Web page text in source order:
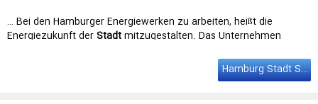
GmbH
… Bei den Hamburger Energiewerken zu arbeiten, heißt die
Energiezukunft derStadtmitzugestalten. Das Unternehmen
Baurecht (w-m-d) unbefristet, Teilzeit/VollzeitHamburgKomme
an Bord und werde ein aktiver Teil der Energiewende! Bei den …
Hamburg Stadt Stellenangebote